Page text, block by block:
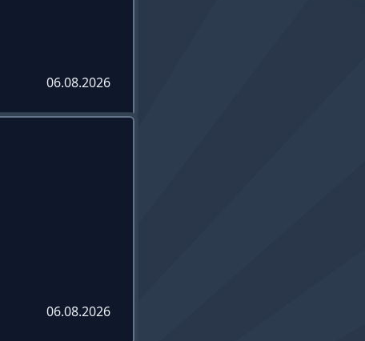
06.08.2026
06.08.2026